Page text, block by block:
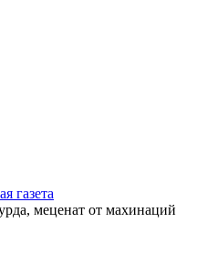
меценат от махинаций